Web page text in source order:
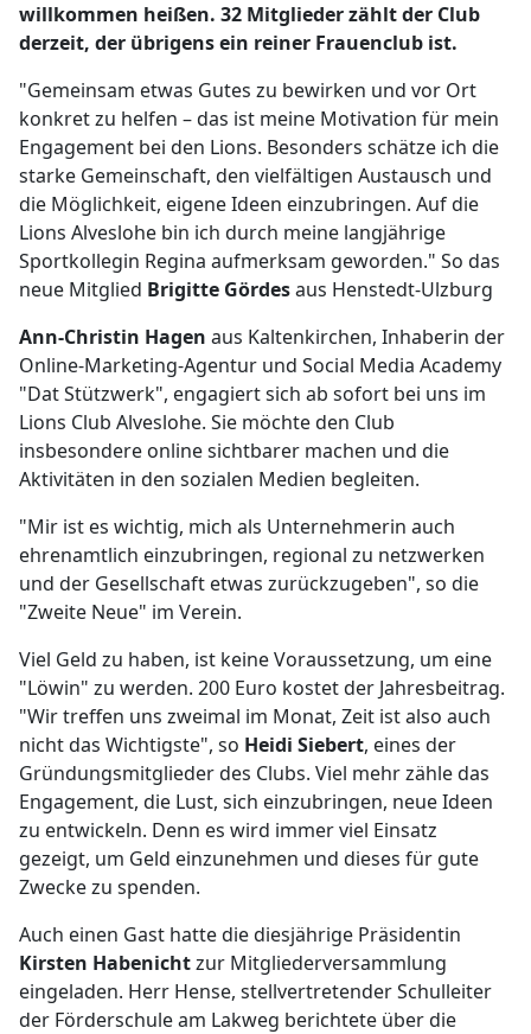
willkommen heißen. 32 Mitglieder zählt der Club
derzeit, der übrigens ein reiner Frauenclub ist.
"Gemeinsam etwas Gutes zu bewirken und vor Ort
konkret zu helfen – das ist meine Motivation für mein
Engagement bei den Lions. Besonders schätze ich die
starke Gemeinschaft, den vielfältigen Austausch und
die Möglichkeit, eigene Ideen einzubringen. Auf die
Lions Alveslohe bin ich durch meine langjährige
Sportkollegin Regina aufmerksam geworden." So das
neue Mitglied Brigitte Gördesaus Henstedt-Ulzburg
Ann-Christin Hagen aus Kaltenkirchen, Inhaberin der
Online-Marketing-Agentur und Social Media Academy
"Dat Stützwerk", engagiert sich ab sofort bei uns im
Lions Club Alveslohe. Sie möchte den Club
insbesondere online sichtbarer machen und die
Aktivitäten in den sozialen Medien begleiten.
"Mir ist es wichtig, mich als Unternehmerin auch
ehrenamtlich einzubringen, regional zu netzwerken
und der Gesellschaft etwas zurückzugeben", so die
"Zweite Neue" im Verein.
Viel Geld zu haben, ist keine Voraussetzung, um eine
"Löwin" zu werden. 200 Euro kostet der Jahresbeitrag.
"Wir treffen uns zweimal im Monat, Zeit ist also auch
nicht das Wichtigste", so Heidi Siebert, eines der
Gründungsmitglieder des Clubs. Viel mehr zähle das
Engagement, die Lust, sich einzubringen, neue Ideen
zu entwickeln. Denn es wird immer viel Einsatz
gezeigt, um Geld einzunehmen und dieses für gute
Zwecke zu spenden.
Auch einen Gast hatte die diesjährige Präsidentin
Kirsten Habenichtzur Mitgliederversammlung
eingeladen. Herr Hense, stellvertretender Schulleiter
der Förderschule am Lakweg berichtete über die